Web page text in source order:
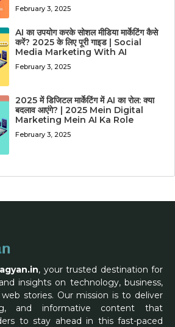
February 3, 2025
AI का उपयोग करके सोशल मीडिया मार्केटिंग कैसे
करें? 2025 के लिए पूरी गाइड | Social
Media Marketing With AI
February 3, 2025
2025 में डिजिटल मार्केटिंग में AI का रोल: क्या
बदलाव आएंगे? | 2025 Mein Digital
Marketing Mein AI Ka Role
February 3, 2025
, your trusted destination for
insights on technology, business,
stories. Our mission is to deliver
and informative content that
to stay ahead in this fast-paced